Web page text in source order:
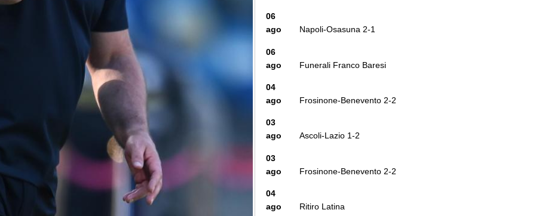
06
ago
Napoli-Osasuna 2-1
06
ago
Funerali Franco Baresi
04
ago
Frosinone-Benevento 2-2
03
ago
Ascoli-Lazio 1-2
03
ago
Frosinone-Benevento 2-2
04
ago
Ritiro Latina